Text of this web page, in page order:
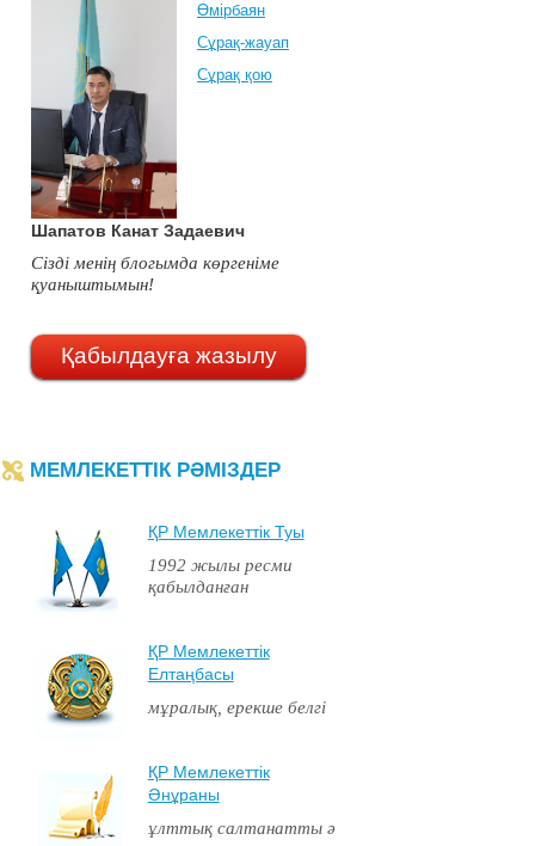
Өмірбаян
Сұрақ-жауап
Сұрақ қою
Шапатов Канат Задаевич
Сізді менің блогымда көргеніме
қуаныштымын!
Қабылдауға жазылу
МЕМЛЕКЕТТІК РӘМІЗДЕР
ҚР Мемлекеттiк Туы
1992 жылы ресми
қабылданған
ҚР Мемлекеттiк
Елтаңбасы
мұралық, ерекше белгі
ҚР Мемлекеттiк
Әнұраны
ұлттық салтанатты ә